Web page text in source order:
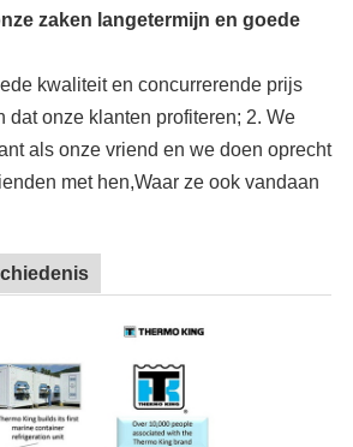
zaken langetermijn en goede
kwaliteit en concurrerende prijs
dat onze klanten profiteren; 2. We
als onze vriend en we doen oprecht
met hen,Waar ze ook vandaan